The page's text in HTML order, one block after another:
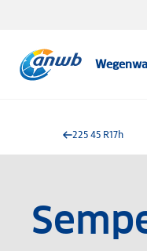
225 45 R17h